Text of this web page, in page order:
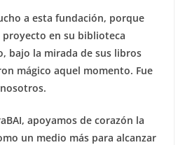
a esta fundación, porque
en su biblioteca
bajo la mirada de sus libros
mágico aquel momento. Fue
apoyamos de corazón la
un medio más para alcanzar